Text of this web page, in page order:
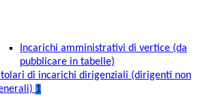
Incarichi amministrativi di vertice (da
pubblicare in tabelle)
di incarichi dirigenziali (dirigenti non
1